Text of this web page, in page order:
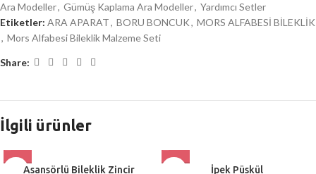
Ara Modeller, Gümüş Kaplama Ara Modeller, Yardımcı Setler
Etiketler: ARA APARAT, BORU BONCUK, MORS ALFABESİ BİLEKLİK
, Mors Alfabesi Bileklik Malzeme Seti
Share:
İlgili ürünler
Asansörlü Bileklik Zincir İpek Püskül